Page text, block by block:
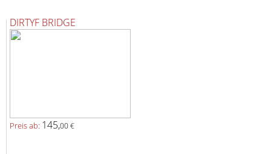
DIRTYF BRIDGE
Preis ab: 145,00 €